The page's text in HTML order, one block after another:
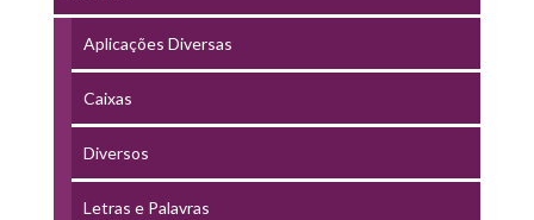
Aplicações Diversas
Caixas
Diversos
Letras e Palavras